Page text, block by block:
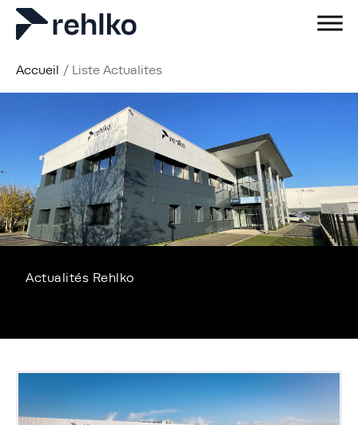
Accueil / Liste Actualites
Actualités Rehlko